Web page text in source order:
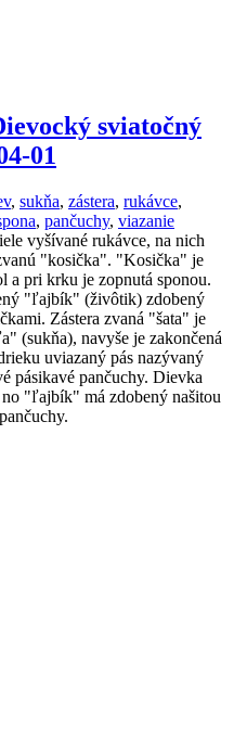
sviatočný
01
, sukňa, zástera, rukávce,
, pančuchy, viazanie
vyšívané rukávce, na nich
"kosička". "Kosička" je
a pri krku je zopnutá sponou.
"ľajbík" (živôtik) zdobený
Zástera zvaná "šata" je
(sukňa), navyše je zakončená
uviazaný pás nazývaný
pásikavé pančuchy. Dievka
"ľajbík" má zdobený našitou